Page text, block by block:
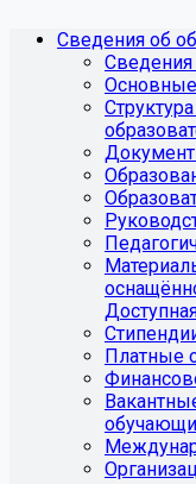
Сведения об
Сведения
Платные